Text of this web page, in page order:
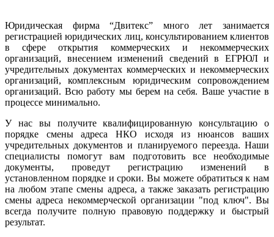
Юридическая фирма “Двитекс” много лет занимается
регистрацией юридических лиц, консультированием клиентов
в сфере открытия коммерческих и некоммерческих
организаций, внесением изменений сведений в ЕГРЮЛ и
учредительных документах коммерческих и некоммерческих
организаций, комплексным юридическим сопровождением
организаций. Всю работу мы берем на себя. Ваше участие в
процессе минимально.
У нас вы получите квалифицированную консультацию о
порядке смены адреса НКО исходя из нюансов ваших
учредительных документов и планируемого переезда. Наши
специалисты помогут вам подготовить все необходимые
документы, проведут регистрацию изменений в
установленном порядке и сроки. Вы можете обратиться к нам
на любом этапе смены адреса, а также заказать регистрацию
смены адреса некоммерческой организации "под ключ". Вы
всегда получите полную правовую поддержку и быстрый
результат.